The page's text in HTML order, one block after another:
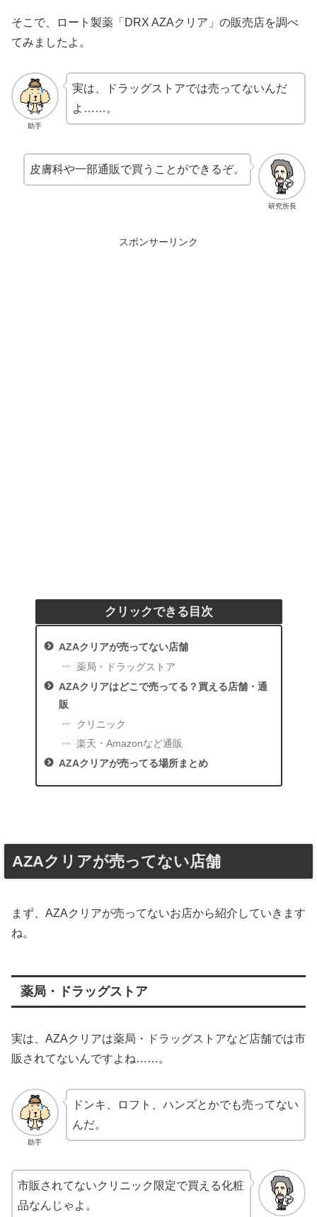
そこで、ロート製薬「DRX AZAクリア」の販売店を調べ
てみましたよ。
助手
実は、ドラッグストアでは売ってないんだ
よ……。
研究所長
皮膚科や一部通販で買うことができるぞ。
スポンサーリンク
クリックできる目次
AZAクリアが売ってない店舗
薬局・ドラッグストア
AZAクリアはどこで売ってる？買える店舗・通
販
クリニック
楽天・Amazonなど通販
AZAクリアが売ってる場所まとめ
AZAクリアが売ってない店舗
まず、AZAクリアが売ってないお店から紹介していきます
ね。
薬局・ドラッグストア
実は、AZAクリアは薬局・ドラッグストアなど店舗では市
販されてないんですよね……。
助手
ドンキ、ロフト、ハンズとかでも売ってない
んだ。
市販されてないクリニック限定で買える化粧
品なんじゃよ。